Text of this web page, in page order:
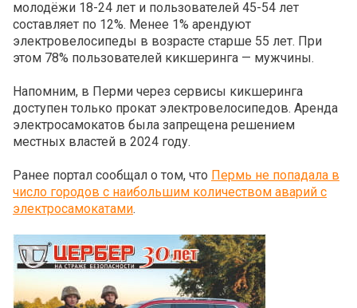
молодёжи 18-24 лет и пользователей 45-54 лет
составляет по 12%. Менее 1% арендуют
электровелосипеды в возрасте старше 55 лет. При
этом 78% пользователей кикшеринга — мужчины.
Напомним, в Перми через сервисы кикшеринга
доступен только прокат электровелосипедов. Аренда
электросамокатов была запрещена решением
местных властей в 2024 году.
Ранее портал сообщал о том, что Пермь не попадала в
число городов с наибольшим количеством аварий с
электросамокатами.